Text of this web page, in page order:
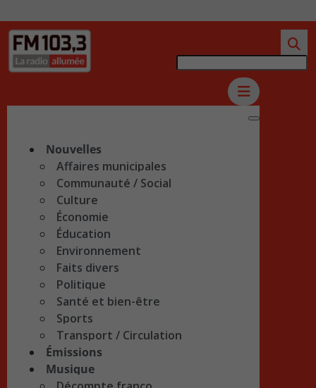
Nouvelles
Affaires municipales
Communauté / Social
Culture
Économie
Éducation
Environnement
Faits divers
Politique
Santé et bien-être
Sports
Transport / Circulation
Émissions
Musique